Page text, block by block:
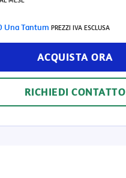
Una Tantum PREZZI IVA ESCLUSA
ACQUISTA ORA
RICHIEDI CONTATTO